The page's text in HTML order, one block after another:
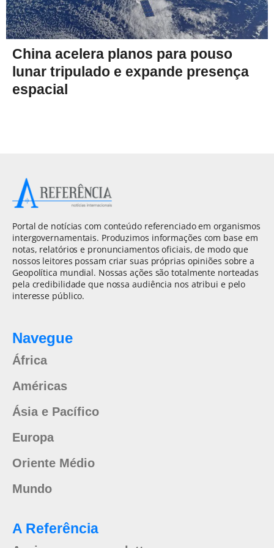
China acelera planos para pouso
lunar tripulado e expande presença
espacial
Portal de notícias com conteúdo referenciado em organismos
intergovernamentais. Produzimos informações com base em
notas, relatórios e pronunciamentos oficiais, de modo que
nossos leitores possam criar suas próprias opiniões sobre a
Geopolítica mundial. Nossas ações são totalmente norteadas
pela credibilidade que nossa audiência nos atribui e pelo
interesse público.
Navegue
África
Américas
Ásia e Pacífico
Europa
Oriente Médio
Mundo
A Referência